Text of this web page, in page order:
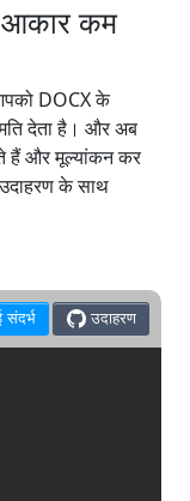
आकार कम
DOCX के
देता है। और अब
हैं और मूल्यांकन कर
के साथ
संदर्भ उदाहरण